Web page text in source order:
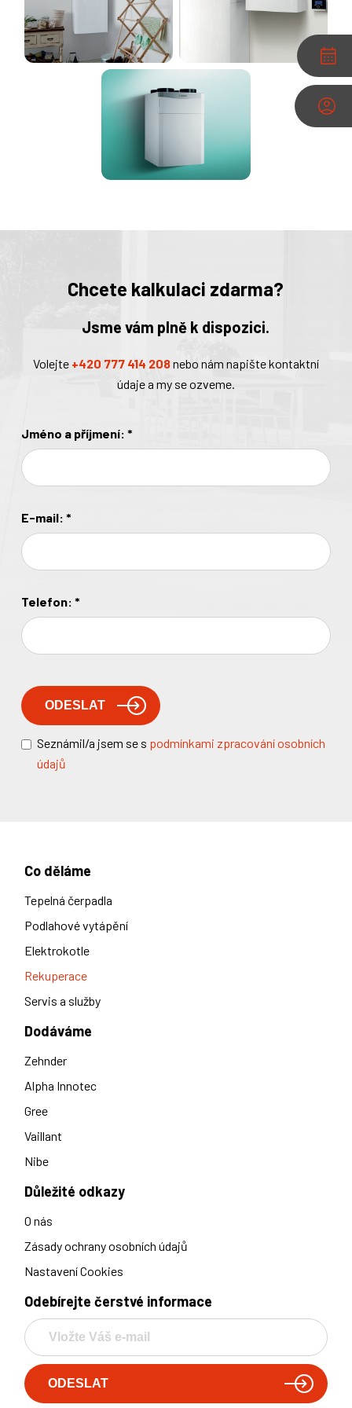
Chcete kalkulaci zdarma?
Jsme vám plně k dispozici.
Volejte +420 777 414 208nebo nám napište kontaktní
údaje a my se ozveme.
Jméno a příjmení: *
E-mail: *
Telefon: *
Seznámil/a jsem se s podmínkami zpracování osobních
údajů
Co děláme
Tepelná čerpadla
Podlahové vytápění
Elektrokotle
Rekuperace
Servis a služby
Dodáváme
Zehnder
Alpha Innotec
Gree
Vaillant
Nibe
Důležité odkazy
O nás
Zásady ochrany osobních údajů
Nastavení Cookies
Odebírejte čerstvé informace